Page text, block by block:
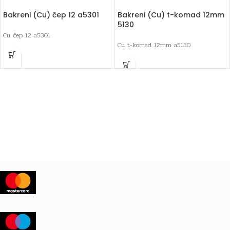
Bakreni (Cu) čep 12 a5301
Cu čep 12 a5301
Bakreni (Cu) t-komad 12mm
5130
Cu t-komad 12mm a5130